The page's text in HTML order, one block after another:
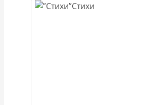
Стихи